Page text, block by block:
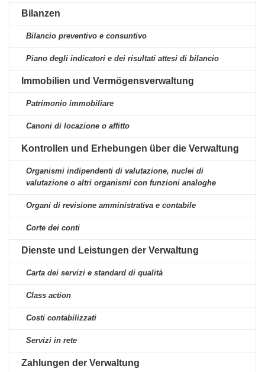
Bilanzen
Bilancio preventivo e consuntivo
Piano degli indicatori e dei risultati attesi di bilancio
Immobilien und Vermögensverwaltung
Patrimonio immobiliare
Canoni di locazione o affitto
Kontrollen und Erhebungen über die Verwaltung
Organismi indipendenti di valutazione, nuclei di
valutazione o altri organismi con funzioni analoghe
Organi di revisione amministrativa e contabile
Corte dei conti
Dienste und Leistungen der Verwaltung
Carta dei servizi e standard di qualità
Class action
Costi contabilizzati
Servizi in rete
Zahlungen der Verwaltung